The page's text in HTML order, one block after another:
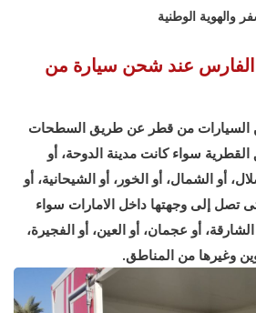
والهوية الوطنية
الفارس عند شحن سيارة من
السيارات من قطر عن طريق السطحات
سواء كانت مدينة الدوحة، أو
أو الشمال، أو الخور، أو الشيحانية، أو
تصل إلى وجهتها داخل الامارات سواء
أو عجمان، أو العين، أو الفجيرة،
وغيرها من المناطق.